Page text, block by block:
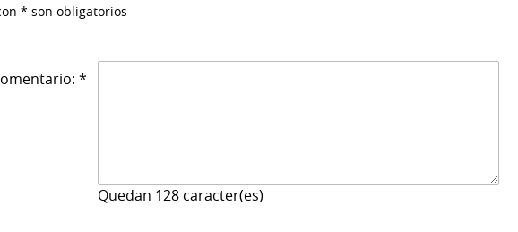
* son obligatorios
*
Quedan 128 caracter(es)